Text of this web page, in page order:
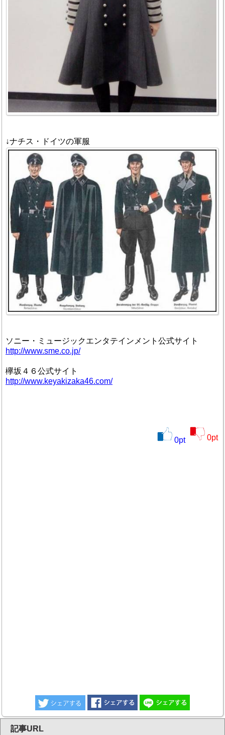
↓ナチス・ドイツの軍服
ソニー・ミュージックエンタテインメント公式サイト
http://www.sme.co.jp/
欅坂４６公式サイト
http://www.keyakizaka46.com/
0pt 0pt
記事URL